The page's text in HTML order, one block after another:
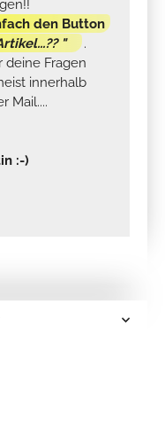
den Button
"
.
deine Fragen
innerhalb
Mail....
:-)